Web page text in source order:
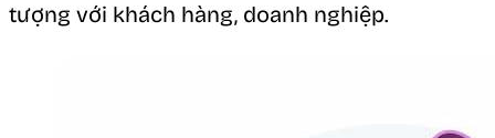
tượng với khách hàng, doanh nghiệp.